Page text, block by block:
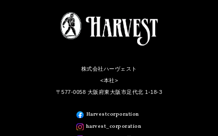
株式会社ハーヴェスト
<本社>
〒577-0058 大阪府東大阪市足代北 1-18-3
Harvestcorporation
harvest_corporation